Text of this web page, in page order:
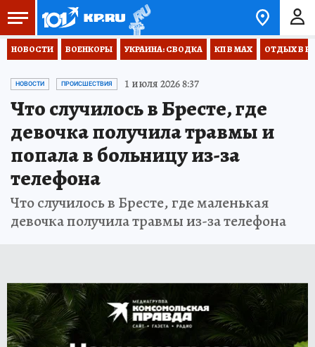
НОВОСТИ ВОЕНКОРЫ УКРАИНА: СВОДКА КП В МАХ ОТДЫХ В
НОВОСТИ ПРОИСШЕСТВИЯ 1 июля 2026 8:37
Что случилось в Бресте, где
девочка получила травмы и
попала в больницу из-за
телефона
Что случилось в Бресте, где маленькая
девочка получила травмы из-за телефона